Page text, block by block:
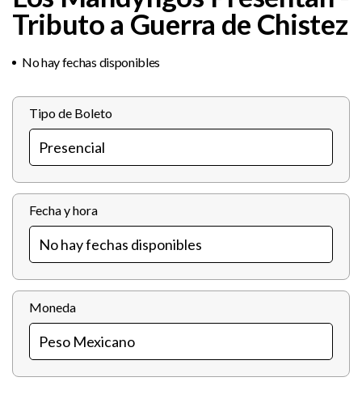
Tributo a Guerra de Chistez
No hay fechas disponibles
Tipo de Boleto
Fecha y hora
Moneda